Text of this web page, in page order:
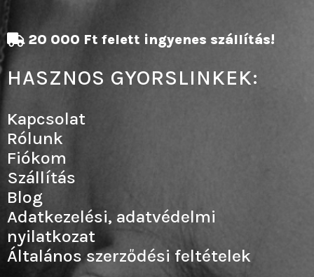
20 000 Ft felett ingyenes szállítás!
HASZNOS GYORSLINKEK:
Kapcsolat
Rólunk
Fiókom
Szállítás
Blog
Adatkezelési, adatvédelmi
nyilatkozat
Általános szerződési feltételek